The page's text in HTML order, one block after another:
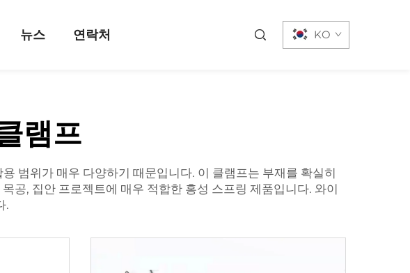
뉴스 연락처 KO
램프
범위가 매우 다양하기 때문입니다. 이 클램프는 부재를 확실히
공, 집안 프로젝트에 매우 적합한 홍성 스프링 제품입니다. 와이
.